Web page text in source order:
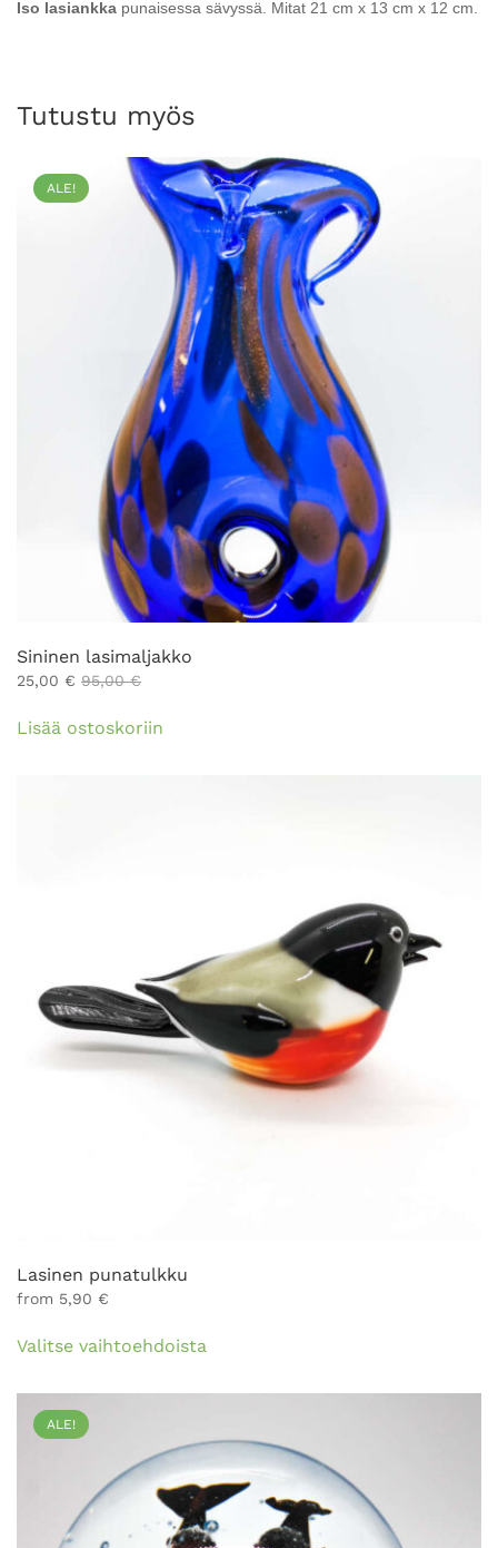
Iso lasiankka punaisessa sävyssä. Mitat 21 cm x 13 cm x 12 cm.
Tutustu myös
ALE!
Sininen lasimaljakko
25,00 € 95,00€
Lisää ostoskoriin
Lasinen punatulkku
from 5,90 €
Valitse vaihtoehdoistatuotteella
tehdä
valinnat
tuotteen
ALE!